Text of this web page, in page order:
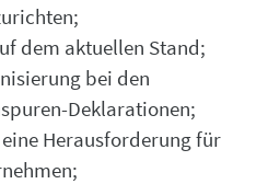
dem aktuellen Stand;
bei den
Deklarationen;
Herausforderung für